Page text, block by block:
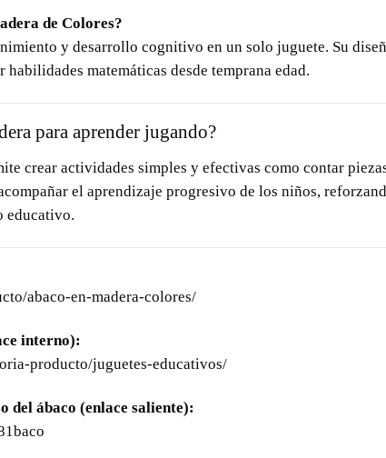
de Colores?
y desarrollo cognitivo en un solo juguete. Su
matemáticas desde temprana edad.
para aprender jugando?
crear actividades simples y efectivas como contar
el aprendizaje progresivo de los niños,
educativo.
abaco-en-madera-colores/
interno):
producto/juguetes-educativos/
del ábaco (enlace saliente):